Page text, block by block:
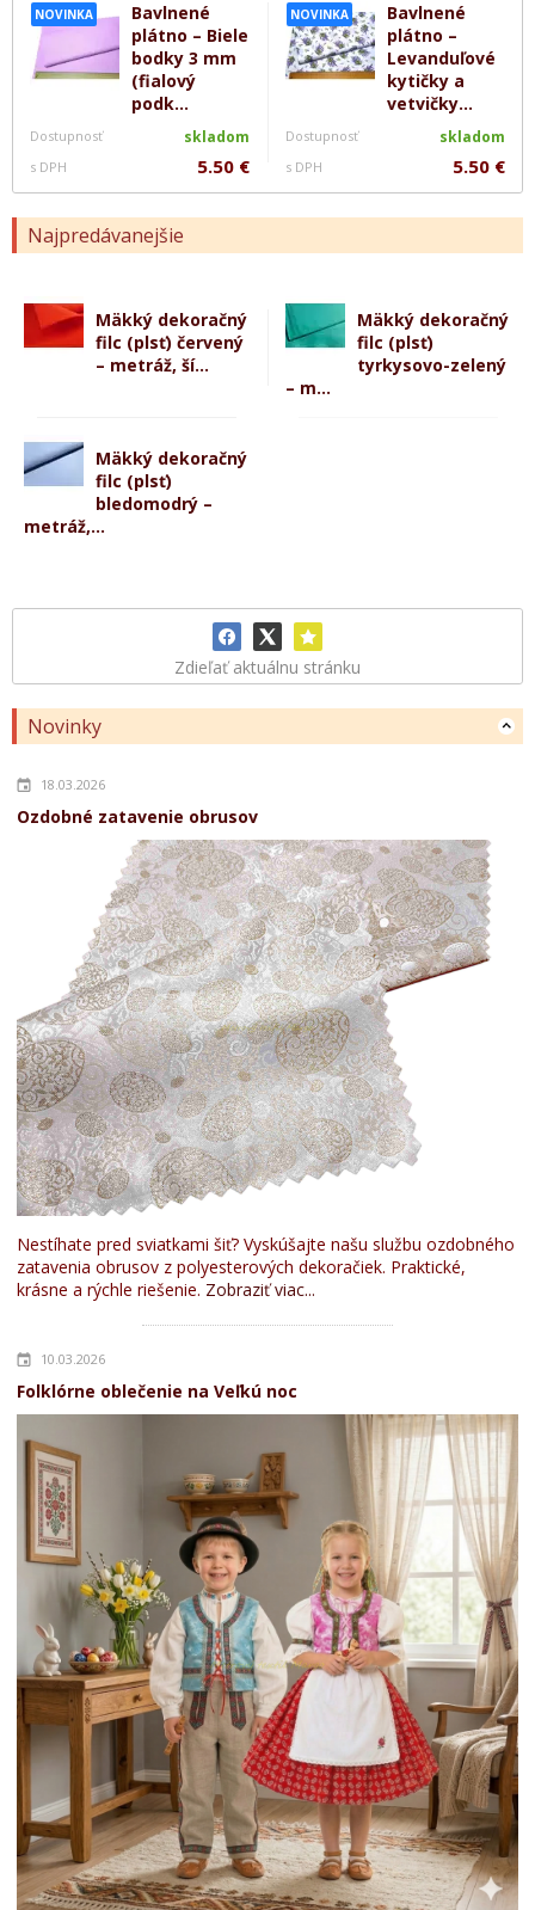
NOVINKA
Bavlnené
plátno – Biele
bodky 3 mm
(fialový
podk...
Dostupnosť skladom
s DPH 5.50 €
NOVINKA
Bavlnené
plátno –
Levanduľové
kytičky a
vetvičky...
Dostupnosť skladom
s DPH 5.50 €
Najpredávanejšie
Mäkký dekoračný
filc (plsť) červený
– metráž, ší...
Mäkký dekoračný
filc (plsť)
tyrkysovo-zelený
– m...
Mäkký dekoračný
filc (plsť)
bledomodrý –
metráž,...
Zdieľať aktuálnu stránku
Novinky
18.03.2026
Ozdobné zatavenie obrusov
Nestíhate pred sviatkami šiť? Vyskúšajte našu službu ozdobného
zatavenia obrusov z polyesterových dekoračiek. Praktické,
krásne a rýchle riešenie. Zobraziť viac...
10.03.2026
Folklórne oblečenie na Veľkú noc